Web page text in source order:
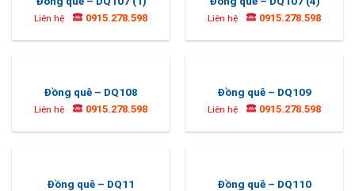
Liên hệ 0915.278.598 Liên hệ 0915.278.598
Đồng quê – DQ108
Liên hệ 0915.278.598
Đồng quê – DQ109
Liên hệ 0915.278.598
Đồng quê – DQ11 Đồng quê – DQ110